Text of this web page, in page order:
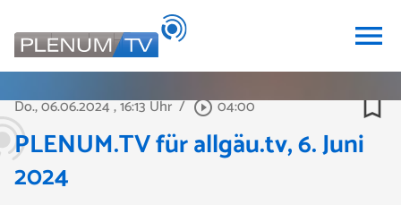
menu
Do., 06.06.2024, 16:13 Uhr / play_circle_outline04:00 bookmark_border
PLENUM.TV für allgäu.tv, 6. Juni
2024